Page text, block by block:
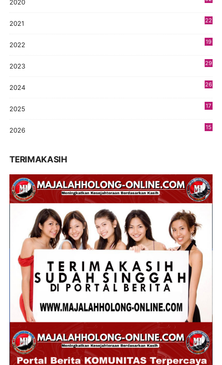
2020
2021
22
2022
19
2023
29
2024
26
2025
17
2026
15
TERIMAKASIH